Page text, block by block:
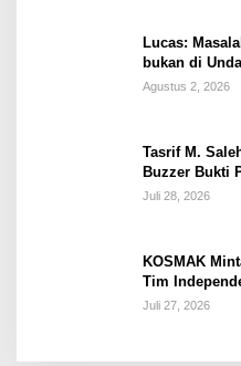
Lucas:
bukan di
Acara!!!
Agustus 2, 2026
Tasrif M.
Buzzer Bukti
Kejahatan
Juli 28, 2026
KOSMAK
Tim
Juli 27, 2026